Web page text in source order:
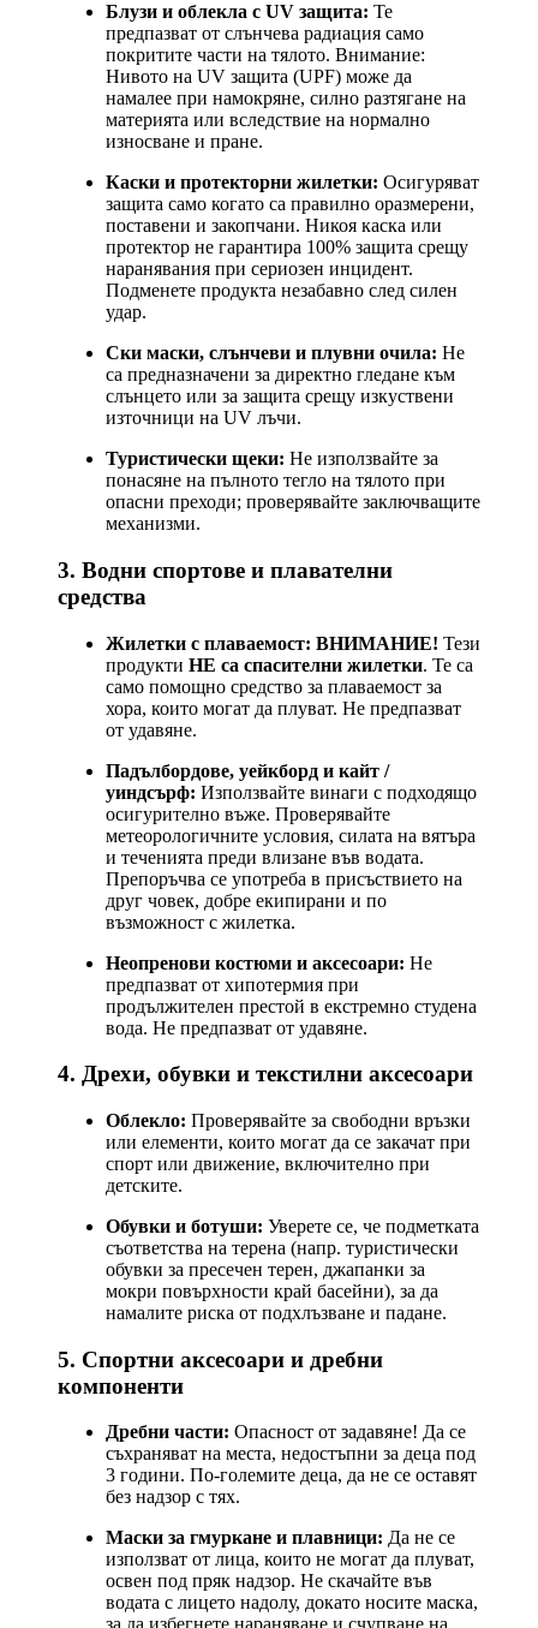
Блузи и облекла с UV защита: Те
предпазват от слънчева радиация само
покритите части на тялото. Внимание:
Нивото на UV защита (UPF) може да
намалее при намокряне, силно разтягане на
материята или вследствие на нормално
износване и пране.
Каски и протекторни жилетки: Осигуряват
защита само когато са правилно оразмерени,
поставени и закопчани. Никоя каска или
протектор не гарантира 100% защита срещу
наранявания при сериозен инцидент.
Подменете продукта незабавно след силен
удар.
Ски маски, слънчеви и плувни очила: Не
са предназначени за директно гледане към
слънцето или за защита срещу изкуствени
източници на UV лъчи.
Туристически щеки: Не използвайте за
понасяне на пълното тегло на тялото при
опасни преходи; проверявайте заключващите
механизми.
3. Водни спортове и плавателни
средства
Жилетки с плаваемост: ВНИМАНИЕ! Тези
продукти НЕ са спасителни жилетки. Те са
само помощно средство за плаваемост за
хора, които могат да плуват. Не предпазват
от удавяне.
Падълбордове, уейкборд и кайт /
уиндсърф: Използвайте винаги с подходящо
осигурително въже. Проверявайте
метеорологичните условия, силата на вятъра
и теченията преди влизане във водата.
Препоръчва се употреба в присъствието на
друг човек, добре екипирани и по
възможност с жилетка.
Неопренови костюми и аксесоари: Не
предпазват от хипотермия при
продължителен престой в екстремно студена
вода. Не предпазват от удавяне.
4. Дрехи, обувки и текстилни аксесоари
Облекло: Проверявайте за свободни връзки
или елементи, които могат да се закачат при
спорт или движение, включително при
детските.
Обувки и ботуши: Уверете се, че подметката
съответства на терена (напр. туристически
обувки за пресечен терен, джапанки за
мокри повърхности край басейни), за да
намалите риска от подхлъзване и падане.
5. Спортни аксесоари и дребни
компоненти
Дребни части: Опасност от задавяне! Да се
съхраняват на места, недостъпни за деца под
3 години. По-големите деца, да не се оставят
без надзор с тях.
Маски за гмуркане и плавници: Да не се
използват от лица, които не могат да плуват,
освен под пряк надзор. Не скачайте във
водата с лицето надолу, докато носите маска,